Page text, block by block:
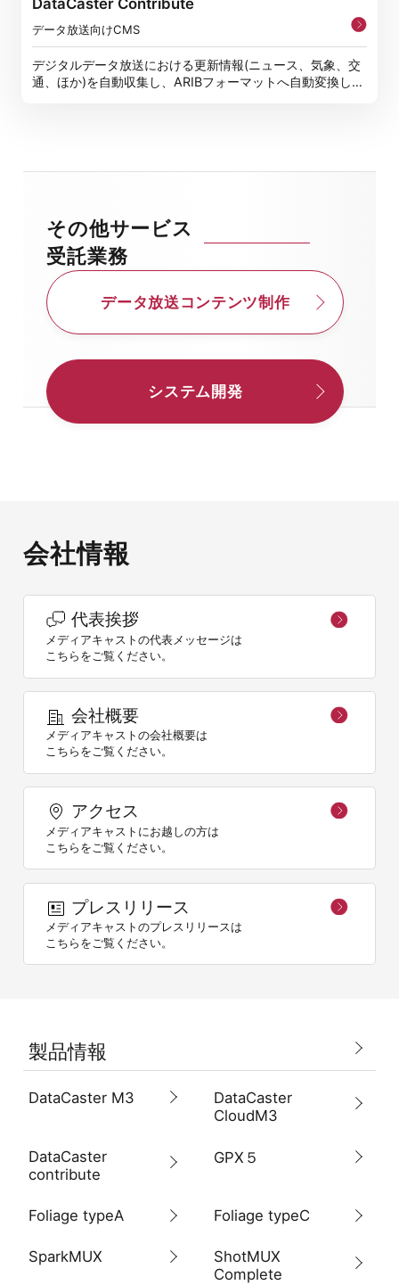
DataCaster Contribute
データ放送向けCMS
デジタルデータ放送における更新情報(ニュース、気象、交
通、ほか)を自動収集し、ARIBフォーマットへ自動変換しデ
その他サービス
受託業務
データ放送コンテンツ制作
システム開発
会社情報
代表挨拶
メディアキャストの代表メッセージは
こちらをご覧ください。
会社概要
メディアキャストの会社概要は
こちらをご覧ください。
アクセス
メディアキャストにお越しの方は
こちらをご覧ください。
プレスリリース
メディアキャストのプレスリリースは
こちらをご覧ください。
製品情報
DataCaster M3
DataCaster
CloudM3
DataCaster
contribute
GPX５
Foliage typeA Foliage typeC
SparkMUX
ShotMUX
Complete